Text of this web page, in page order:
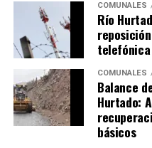
COMUNALES
Río
COMUNALES
Balance
Hurtado:
básicos